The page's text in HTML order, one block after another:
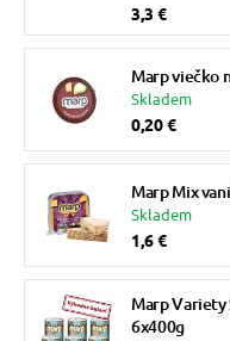
3,3 €
Marp viečko
Skladem
0,20 €
Marp Mix
Skladem
1,6 €
Marp Variety
6x400g